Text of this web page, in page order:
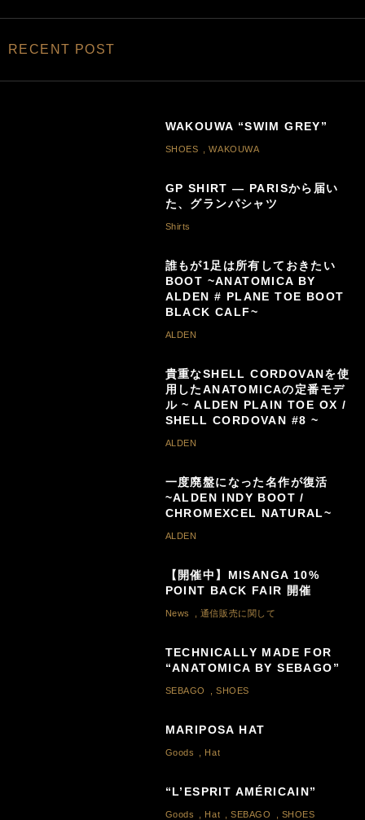
RECENT POST
WAKOUWA “SWIM GREY”
SHOES ,WAKOUWA
GP SHIRT — PARISから届い
た、グランパシャツ
Shirts
誰もが1足は所有しておきたい
BOOT ~ANATOMICA BY
ALDEN # PLANE TOE BOOT
BLACK CALF~
ALDEN
貴重なSHELL CORDOVANを使
用したANATOMICAの定番モデ
ル ~ ALDEN PLAIN TOE OX /
SHELL CORDOVAN #8 ~
ALDEN
一度廃盤になった名作が復活
~ALDEN INDY BOOT /
CHROMEXCEL NATURAL~
ALDEN
【開催中】MISANGA 10%
POINT BACK FAIR 開催
News 通信販売に関して
TECHNICALLY MADE FOR
“ANATOMICA BY SEBAGO”
SEBAGO ,SHOES
MARIPOSA HAT
Goods Hat
“L’ESPRIT AMÉRICAIN”
Goods Hat ,SEBAGO SHOES